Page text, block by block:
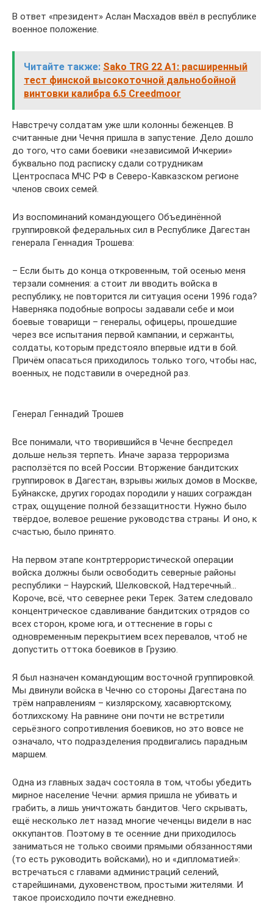
В ответ «президент» Аслан Масхадов ввёл в республике
военное положение.
Читайте также: Sako TRG 22 A1: расширенный
тест финской высокоточной дальнобойной
винтовки калибра 6.5 Creedmoor
Навстречу солдатам уже шли колонны беженцев. В
считанные дни Чечня пришла в запустение. Дело дошло
до того, что сами боевики «независимой Ичкерии»
буквально под расписку сдали сотрудникам
Центроспаса МЧС РФ в Северо-Кавказском регионе
членов своих семей.
Из воспоминаний командующего Объединённой
группировкой федеральных сил в Республике Дагестан
генерала Геннадия Трошева:
– Если быть до конца откровенным, той осенью меня
терзали сомнения: а стоит ли вводить войска в
республику, не повторится ли ситуация осени 1996 года?
Наверняка подобные вопросы задавали себе и мои
боевые товарищи – генералы, офицеры, прошедшие
через все испытания первой кампании, и сержанты,
солдаты, которым предстояло впервые идти в бой.
Причём опасаться приходилось только того, чтобы нас,
военных, не подставили в очередной раз.
Генерал Геннадий Трошев
Все понимали, что творившийся в Чечне беспредел
дольше нельзя терпеть. Иначе зараза терроризма
расползётся по всей России. Вторжение бандитских
группировок в Дагестан, взрывы жилых домов в Москве,
Буйнакске, других городах породили у наших сограждан
страх, ощущение полной беззащитности. Нужно было
твёрдое, волевое решение руководства страны. И оно, к
счастью, было принято.
На первом этапе контртеррористической операции
войска должны были освободить северные районы
республики – Наурский, Шелковской, Надтеречный…
Короче, всё, что севернее реки Терек. Затем следовало
концентрическое сдавливание бандитских отрядов со
всех сторон, кроме юга, и оттеснение в горы с
одновременным перекрытием всех перевалов, чтоб не
допустить оттока боевиков в Грузию.
Я был назначен командующим восточной группировкой.
Мы двинули войска в Чечню со стороны Дагестана по
трём направлениям – кизлярскому, хасавюртскому,
ботлихскому. На равнине они почти не встретили
серьёзного сопротивления боевиков, но это вовсе не
означало, что подразделения продвигались парадным
маршем.
Одна из главных задач состояла в том, чтобы убедить
мирное население Чечни: армия пришла не убивать и
грабить, а лишь уничтожать бандитов. Чего скрывать,
ещё несколько лет назад многие чеченцы видели в нас
оккупантов. Поэтому в те осенние дни приходилось
заниматься не только своими прямыми обязанностями
(то есть руководить войсками), но и «дипломатией»:
встречаться с главами администраций селений,
старейшинами, духовенством, простыми жителями. И
такое происходило почти ежедневно.